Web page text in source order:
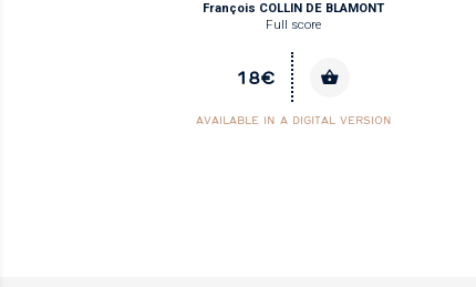
François COLLIN DE BLAMONT
Full score
18€
AVAILABLE IN A DIGITAL VERSION